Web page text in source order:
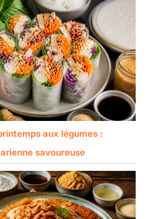
aux légumes :
savoureuse